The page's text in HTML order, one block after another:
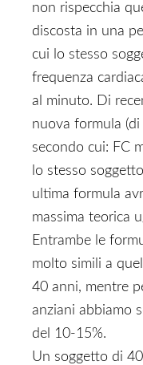
non rispecchia
discosta in una
cui lo stesso
frequenza
al minuto. Di
nuova formula (di
secondo cui: FC
lo stesso
ultima formula
massima teorica
Entrambe le
molto simili a
40 anni, mentre
anziani abbiamo
del 10-15%.
Un soggetto di